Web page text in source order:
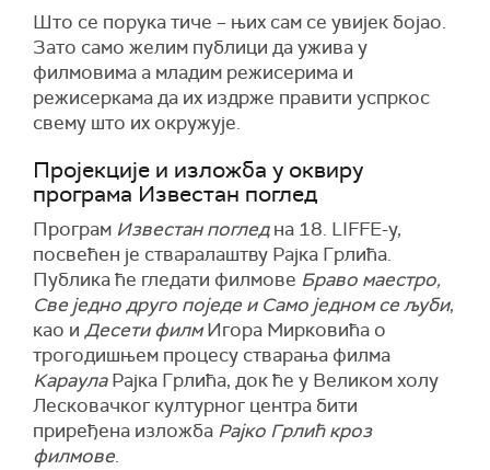
Што се порука тиче – њих сам се увијек бојао.
Зато само желим публици да ужива у
филмовима а младим режисерима и
режисеркама да их издрже правити успркос
свему што их окружује.
Пројекције и изложба у оквиру
програма Известан поглед
Програм Известан погледна 18. LIFFE-у,
посвећен је стваралаштву Рајка Грлића.
Публика ће гледати филмове Браво маестро,
Све једно друго поједе и Само једном се љуби,
као и Десети филмИгора Мирковића о
трогодишњем процесу стварања филма
KараулаРајка Грлића, док ће у Великом холу
Лесковачког културног центра бити
приређена изложба Рајко Грлић кроз
филмове.